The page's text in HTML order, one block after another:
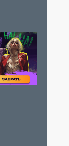
Д. Заяц
Джин Юн